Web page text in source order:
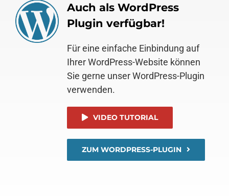
Auch als WordPress
Plugin verfügbar!
Für eine einfache Einbindung auf
Ihrer WordPress-Website können
Sie gerne unser WordPress-Plugin
verwenden.
VIDEO TUTORIAL
ZUM WORDPRESS-PLUGIN